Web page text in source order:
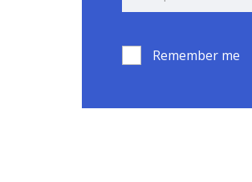
Remember me